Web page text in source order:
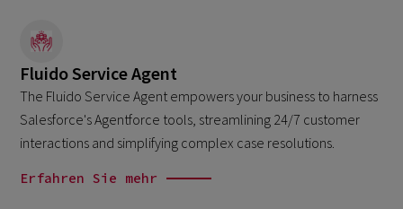
Fluido Service Agent
The Fluido Service Agent empowers your business to harness
Salesforce's Agentforce tools, streamlining 24/7 customer
interactions and simplifying complex case resolutions.
Erfahren Sie mehr